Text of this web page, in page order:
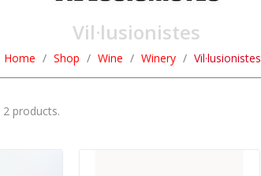
Vil·lusionistes
Home Shop Wine Winery Vil·lusionistes
products.